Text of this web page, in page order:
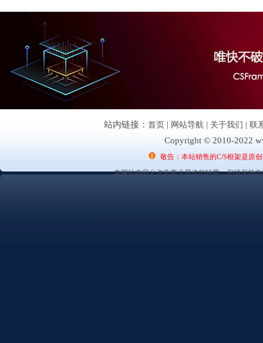
站内链接： 首页 | 网站导航 | 关于我们 | 联
Copyright © 2010-2022
敬告：本站销售的C/S框架是原
本网站内容允许非商业用途的转载，但须保持